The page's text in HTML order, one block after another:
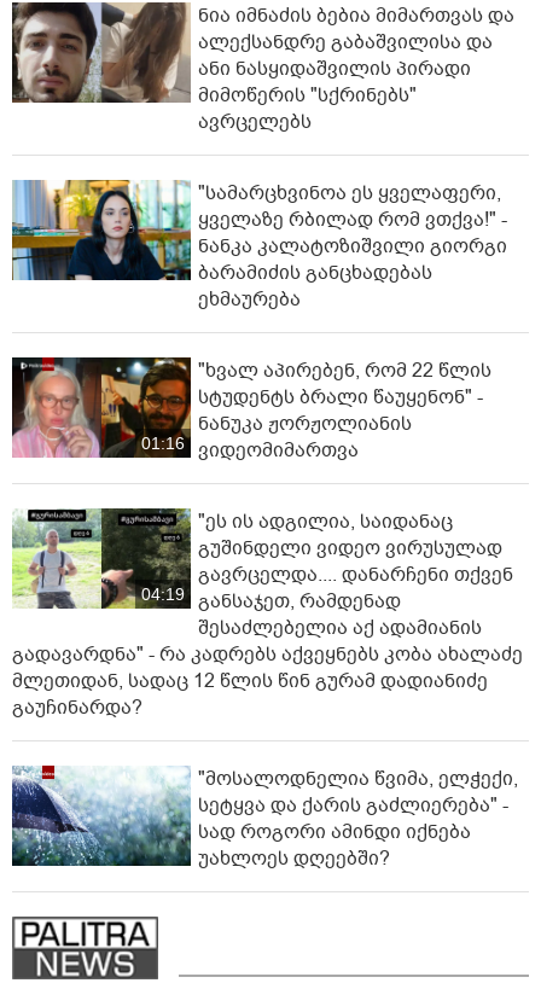
ნია იმნაძის ბებია მიმართვას და
ალექსანდრე გაბაშვილისა და
ანი ნასყიდაშვილის პირადი
მიმოწერის "სქრინებს"
ავრცელებს
"სა­მარ­ცხვი­ნოა ეს ყვე­ლა­ფე­რი,
ყვე­ლა­ზე რბი­ლად რომ ვთქვა!" -
ნანკა კალატოზიშვილი გიორგი
ბარამიძის განცხადებას
ეხმაურება
01:16
"ხვალ აპირებენ, რომ 22 წლის
სტუდენტს ბრალი წაუყენონ" -
ნანუკა ჟორჟოლიანის
ვიდეომიმართვა
04:19
"ეს ის ადგილია, საიდანაც
გუშინდელი ვიდეო ვირუსულად
გავრცელდა.... დანარჩენი თქვენ
განსაჯეთ, რამდენად
შესაძლებელია აქ ადამიანის
გადავარდნა" - რა კადრებს აქვეყნებს კობა ახალაძე
მლეთიდან, სადაც 12 წლის წინ გურამ დადიანიძე
გაუჩინარდა?
"მოსალოდნელია წვიმა, ელჭექი,
სეტყვა და ქარის გაძლიერება" -
სად როგორი ამინდი იქნება
უახლოეს დღეებში?